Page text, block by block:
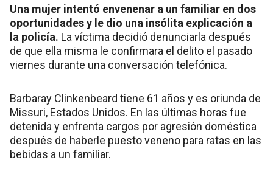
Una mujer intentó envenenar a un familiar en dos
oportunidades y le dio una insólita explicación a
la policía. La víctima decidió denunciarla después
de que ella misma le confirmara el delito el pasado
viernes durante una conversación telefónica.
Barbaray Clinkenbeard tiene 61 años y es oriunda de
Missuri, Estados Unidos. En las últimas horas fue
detenida y enfrenta cargos por agresión doméstica
después de haberle puesto veneno para ratas en las
bebidas a un familiar.